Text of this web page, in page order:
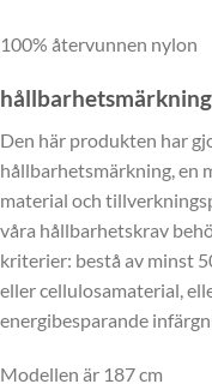
100% återvunnen nylon
hållbarhetsmärkning
Den här produkten har
hållbarhetsmärkning, en
material och
våra hållbarhetskrav
kriterier: bestå av minst
eller cellulosamaterial,
energibesparande
Modellen är 187 cm